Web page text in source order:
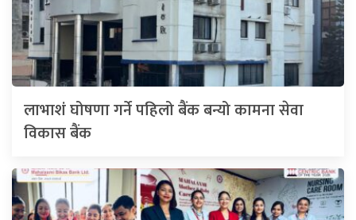
लाभाशं घोषणा गर्ने पहिलो बैंक बन्यो कामना सेवा
विकास बैंक